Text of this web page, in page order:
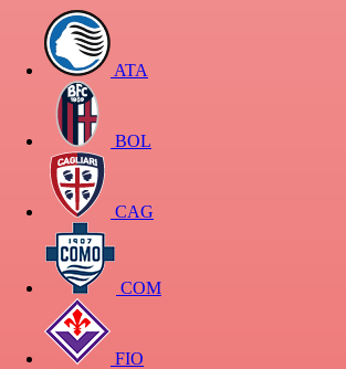
ATA
BOL
CAG
COM
FIO